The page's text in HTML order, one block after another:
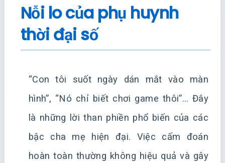
Nỗi lo của phụ huynh
thời đại số
“Con tôi suốt ngày dán mắt vào màn
hình”, “Nó chỉ biết chơi game thôi”… Đây
là những lời than phiền phổ biến của các
bậc cha mẹ hiện đại. Việc cấm đoán
hoàn toàn thường không hiệu quả và gây